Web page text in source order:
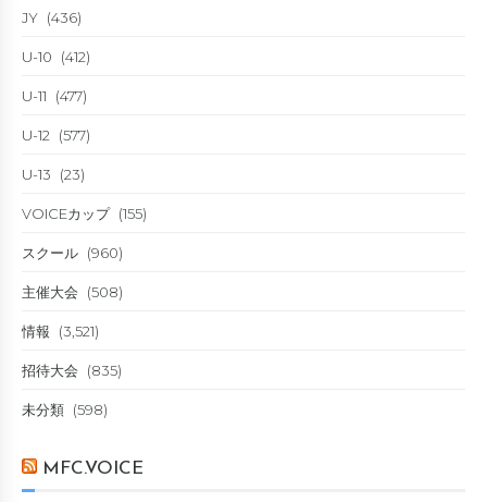
JY (436)
U-10 (412)
U-11 (477)
U-12 (577)
U-13 (23)
VOICEカップ (155)
スクール (960)
主催大会 (508)
情報 (3,521)
招待大会 (835)
未分類 (598)
MFC.VOICE